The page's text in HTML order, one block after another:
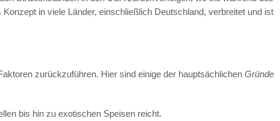
in viele Länder, einschließlich Deutschland, verbreitet und ist
zurückzuführen. Hier sind einige der hauptsächlichen Gründe
bis hin zu exotischen Speisen reicht.